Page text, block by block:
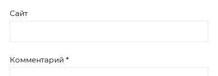
Сайт
Комментарий *